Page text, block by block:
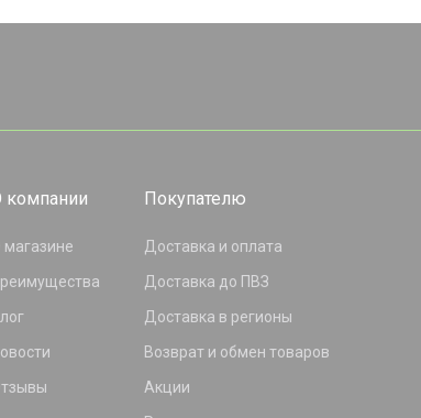
компании
магазине
Покупателю
Доставка и оплата
Доставка до ПВЗ
Доставка в регионы
Возврат и обмен товаров
Акции